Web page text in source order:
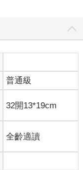
普通級
32開13*19cm
全齡適讀